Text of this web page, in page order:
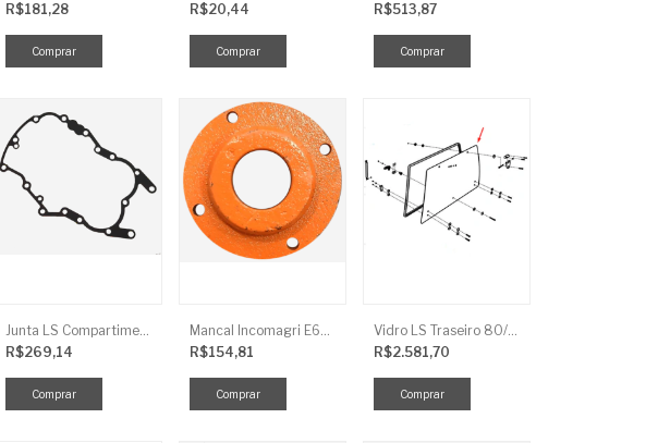
R$181,28
R$20,44
R$513,87
Junta LS Compartimento Traseiro EGQ155
R$269,14
Mancal Incomagri E600
R$154,81
Vidro LS Traseiro 80/90/100
R$2.581,70